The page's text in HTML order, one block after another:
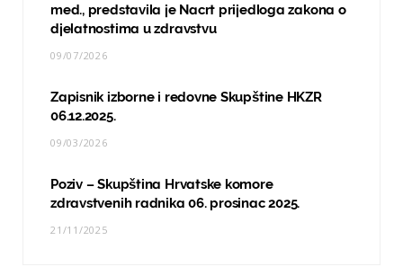
med., predstavila je Nacrt prijedloga zakona o
djelatnostima u zdravstvu
09/07/2026
Zapisnik izborne i redovne Skupštine HKZR
06.12.2025.
09/03/2026
Poziv – Skupština Hrvatske komore
zdravstvenih radnika 06. prosinac 2025.
21/11/2025